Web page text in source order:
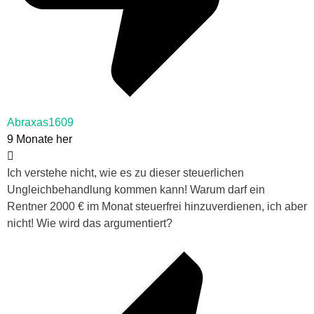
Abraxas1609
9 Monate her
Ich verstehe nicht, wie es zu dieser steuerlichen
Ungleichbehandlung kommen kann! Warum darf ein
Rentner 2000 € im Monat steuerfrei hinzuverdienen, ich aber
nicht! Wie wird das argumentiert?